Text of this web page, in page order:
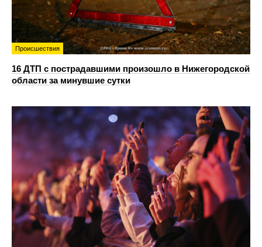
Происшествия
16 ДТП с пострадавшими произошло в Нижегородской
области за минувшие сутки